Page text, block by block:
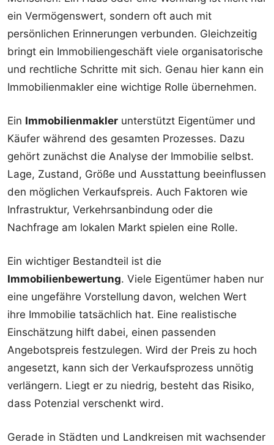
ein Vermögenswert, sondern oft auch mit
persönlichen Erinnerungen verbunden. Gleichzeitig
bringt ein Immobiliengeschäft viele organisatorische
und rechtliche Schritte mit sich. Genau hier kann ein
Immobilienmakler eine wichtige Rolle übernehmen.
Ein Immobilienmakler unterstützt Eigentümer und
Käufer während des gesamten Prozesses. Dazu
gehört zunächst die Analyse der Immobilie selbst.
Lage, Zustand, Größe und Ausstattung beeinflussen
den möglichen Verkaufspreis. Auch Faktoren wie
Infrastruktur, Verkehrsanbindung oder die
Nachfrage am lokalen Markt spielen eine Rolle.
Ein wichtiger Bestandteil ist die
Immobilienbewertung. Viele Eigentümer haben nur
eine ungefähre Vorstellung davon, welchen Wert
ihre Immobilie tatsächlich hat. Eine realistische
Einschätzung hilft dabei, einen passenden
Angebotspreis festzulegen. Wird der Preis zu hoch
angesetzt, kann sich der Verkaufsprozess unnötig
verlängern. Liegt er zu niedrig, besteht das Risiko,
dass Potenzial verschenkt wird.
Gerade in Städten und Landkreisen mit wachsender